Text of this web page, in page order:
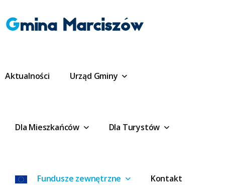
Gmina Marciszów
Aktualności Urząd Gminy
Dla Mieszkańców Dla Turystów
Fundusze zewnętrzne Kontakt